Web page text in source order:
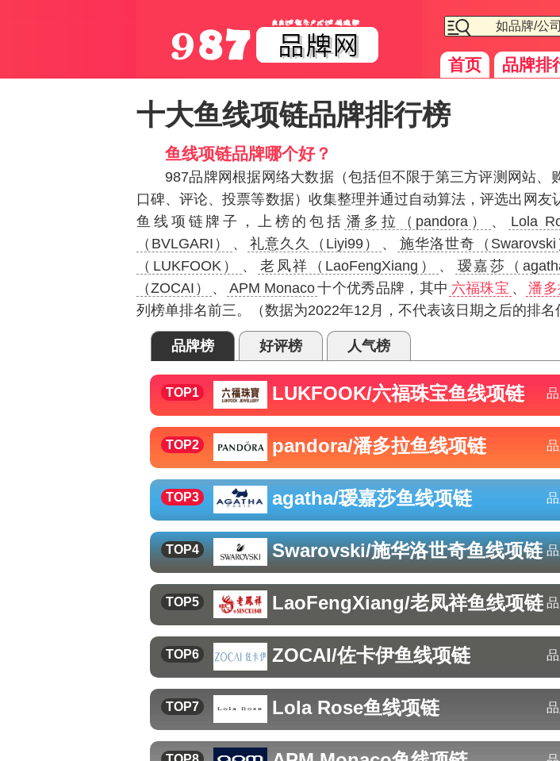
首页 品牌排
十大鱼线项链品牌排行榜
鱼线项链品牌哪个好？
987品牌网根据网络大数据（包括但不限于第三方评测网站、
口碑、评论、投票等数据）收集整理并通过自动算法，评选出网友
鱼线项链牌子，上榜的包括 潘多拉（pandora） 、 Lola
（BVLGARI）
、 礼意久久（Liyi99） 、 施华洛世奇（Swarovski
（LUKFOOK）
、 老凤祥（LaoFengXiang） 、 瑷嘉莎（
（ZOCAI）
、 APM Monaco十个优秀品牌，其中 六福珠宝 、 潘多
列榜单排名前三。（数据为2022年12月，不代表该日期之后的排名
品牌榜 好评榜 人气榜
TOP1 LUKFOOK/六福珠宝鱼线项链
TOP2 pandora/潘多拉鱼线项链
TOP3 agatha/瑷嘉莎鱼线项链
TOP4 Swarovski/施华洛世奇鱼线项链
TOP5 LaoFengXiang/老凤祥鱼线项链
TOP6 ZOCAI/佐卡伊鱼线项链
TOP7 Lola Rose鱼线项链